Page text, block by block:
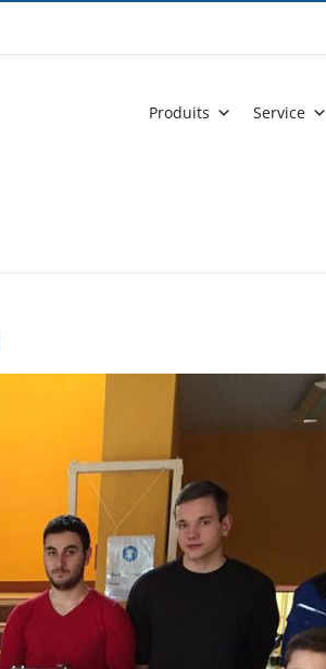
Produits Service